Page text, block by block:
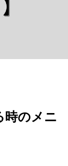
時のメニ